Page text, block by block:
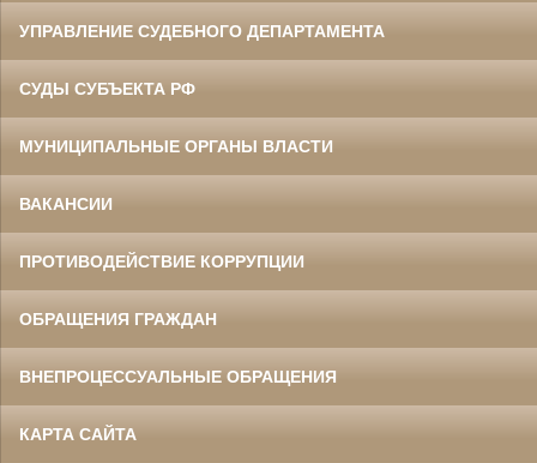
УПРАВЛЕНИЕ СУДЕБНОГО ДЕПАРТАМЕНТА
СУДЫ СУБЪЕКТА РФ
МУНИЦИПАЛЬНЫЕ ОРГАНЫ ВЛАСТИ
ВАКАНСИИ
ПРОТИВОДЕЙСТВИЕ КОРРУПЦИИ
ОБРАЩЕНИЯ ГРАЖДАН
ВНЕПРОЦЕССУАЛЬНЫЕ ОБРАЩЕНИЯ
КАРТА САЙТА